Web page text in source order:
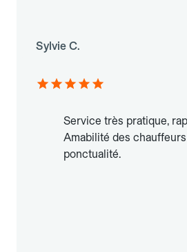
Sylvie C.
Service très pratique,
Amabilité des
ponctualité.